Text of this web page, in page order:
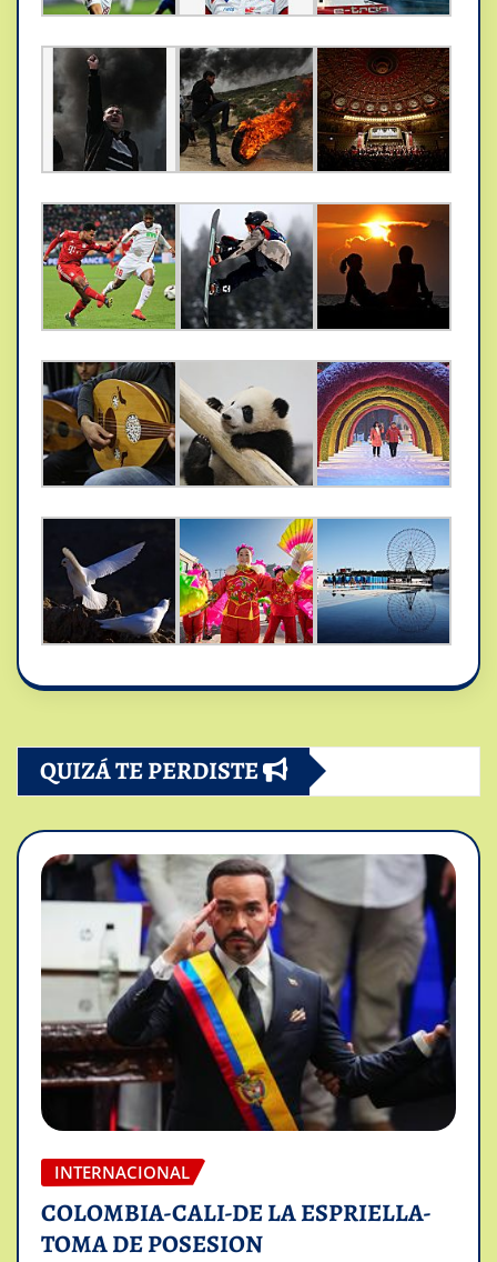
QUIZÁ TE PERDISTE
INTERNACIONAL
COLOMBIA-CALI-DE LA ESPRIELLA-
TOMA DE POSESION